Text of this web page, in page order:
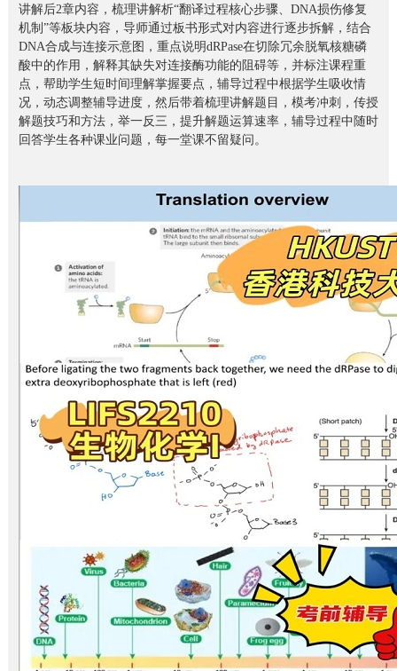
讲解后2章内容，梳理讲解析“翻译过程核心步骤、DNA损伤修复
机制”等板块内容，导师通过板书形式对内容进行逐步拆解，结合
DNA合成与连接示意图，重点说明dRPase在切除冗余脱氧核糖磷
酸中的作用，解释其缺失对连接酶功能的阻碍等，并标注课程重
点，帮助学生短时间理解掌握要点，辅导过程中根据学生吸收情
况，动态调整辅导进度，然后带着梳理讲解题目，模考冲刺，传授
解题技巧和方法，举一反三，提升解题运算速率，辅导过程中随时
回答学生各种课业问题，每一堂课不留疑问。